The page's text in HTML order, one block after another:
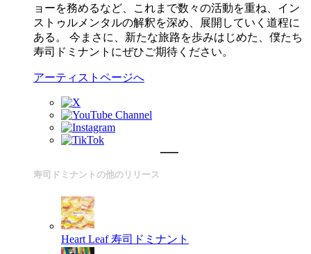
ョーを務めるなど、これまで数々の活動を重ね、イン
ストゥルメンタルの解釈を深め、展開していく道程に
ある。 今まさに、新たな旅路を歩みはじめた、僕たち
寿司ドミナントにぜひご期待ください。
アーティストページへ
寿司ドミナントの他のリリース
Heart Leaf 寿司ドミナント